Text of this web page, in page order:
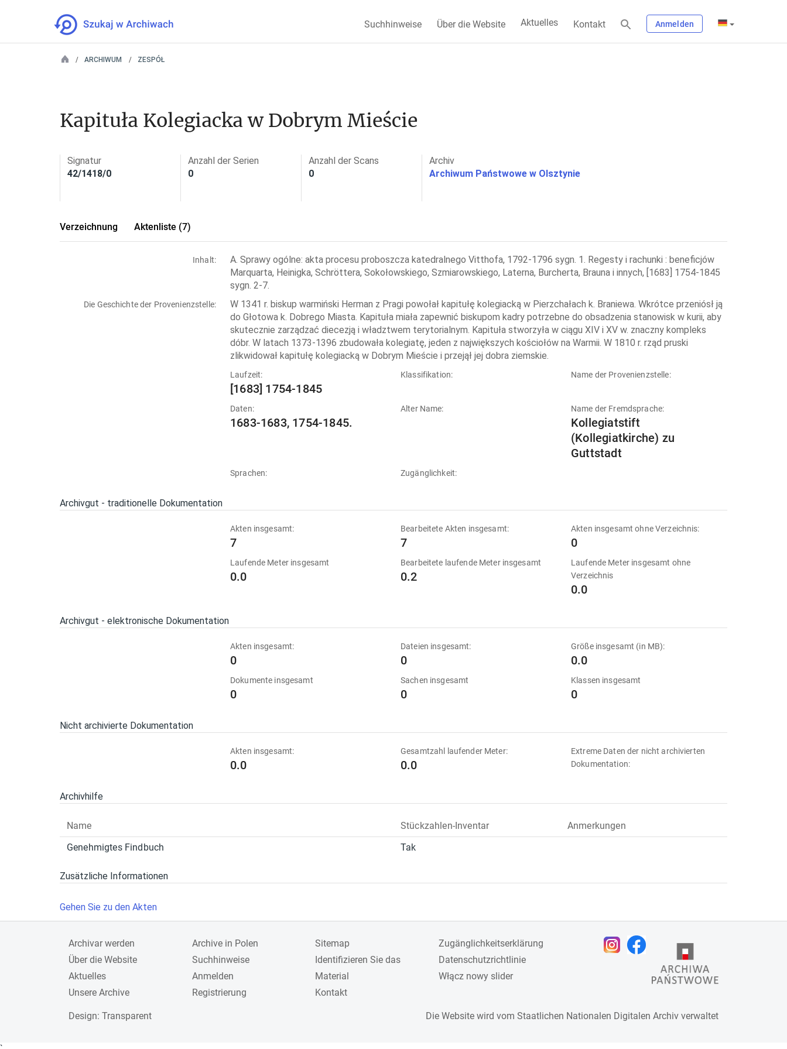
Suchhinweise Über die Website Aktuelles Kontakt Anmelden
ARCHIWUM ZESPÓŁ
Kapituła Kolegiacka w Dobrym Mieście
Signatur
42/1418/0
Anzahl der Serien
0
Anzahl der Scans
0
Archiv
Archiwum Państwowe w Olsztynie
Verzeichnung Aktenliste (7)
Inhalt:
A. Sprawy ogólne: akta procesu proboszcza katedralnego Vitthofa, 1792-1796 sygn. 1. Regesty i rachunki : beneficjów
Marquarta, Heinigka, Schröttera, Sokołowskiego, Szmiarowskiego, Laterna, Burcherta, Brauna i innych, [1683] 1754-1845
sygn. 2-7.
Die Geschichte der Provenienzstelle:
W 1341 r. biskup warmiński Herman z Pragi powołał kapitułę kolegiacką w Pierzchałach k. Braniewa. Wkrótce przeniósł ją
do Głotowa k. Dobrego Miasta. Kapituła miała zapewnić biskupom kadry potrzebne do obsadzenia stanowisk w kurii, aby
skutecznie zarządzać diecezją i władztwem terytorialnym. Kapituła stworzyła w ciągu XIV i XV w. znaczny kompleks
dóbr. W latach 1373-1396 zbudowała kolegiatę, jeden z największych kościołów na Warmii. W 1810 r. rząd pruski
zlikwidował kapitułę kolegiacką w Dobrym Mieście i przejął jej dobra ziemskie.
Laufzeit:
[1683] 1754-1845
Klassifikation: Name der Provenienzstelle:
Daten:
1683-1683, 1754-1845.
Alter Name: Name der Fremdsprache:
Kollegiatstift
(Kollegiatkirche) zu
Guttstadt
Sprachen: Zugänglichkeit:
Archivgut - traditionelle Dokumentation
Akten insgesamt:
7
Bearbeitete Akten insgesamt:
7
Akten insgesamt ohne Verzeichnis:
0
Laufende Meter insgesamt
0.0
Bearbeitete laufende Meter insgesamt
0.2
Laufende Meter insgesamt ohne
Verzeichnis
0.0
Archivgut - elektronische Dokumentation
Akten insgesamt:
0
Dateien insgesamt:
0
Größe insgesamt (in MB):
0.0
Dokumente insgesamt
0
Sachen insgesamt
0
Klassen insgesamt
0
Nicht archivierte Dokumentation
Akten insgesamt:
0.0
Gesamtzahl laufender Meter:
0.0
Extreme Daten der nicht archivierten
Dokumentation:
Archivhilfe
Name Stückzahlen-Inventar
Anmerkungen
Genehmigtes Findbuch
Tak
Zusätzliche Informationen
Gehen Sie zu den Akten
Archivar werden
Über die Website
Aktuelles
Unsere Archive
Archive in Polen
Suchhinweise
Anmelden
Registrierung
Sitemap
Identifizieren Sie das
Material
Kontakt
Zugänglichkeitserklärung
Datenschutzrichtlinie
Włącz nowy slider
Design: Transparent Die Website wird vom Staatlichen Nationalen Digitalen Archiv verwaltet